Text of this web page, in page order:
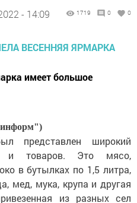
- 14:09 1719 0 0
имеет большое
информ")
представлен широкий
и товаров. Это мясо,
в бутылках по 1,5 литра,
мед, мука, крупа и другая
из разных сел